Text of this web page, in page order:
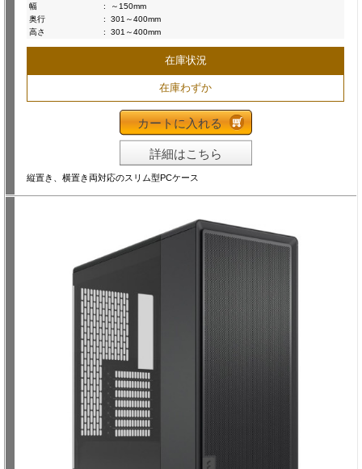
幅
:
～150mm
奥行
:
301～400mm
高さ
: 301～400mm
在庫状況
在庫わずか
カートに入れる
詳細はこちら
縦置き、横置き両対応のスリム型PCケース